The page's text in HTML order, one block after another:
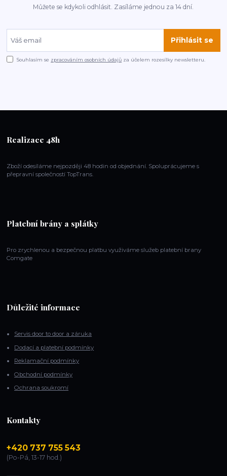
Můžete se kdykoli odhlásit. Zasíláme jednou za 14 dní.
Přihlásit se
Souhlasím se zpracováním osobních údajů za účelem rozesílky newsletteru.
Realizace 48h
Zboží odesíláme nejpozději 48 hodin od objednání. Spoluprácujeme s
přepravní společností TopTrans.
Platební brány a splátky
Pro zrychlenou a bezpečnou platbu využiváme služeb platební brany
Comgate
Důležité informace
Servis door to door a záruka
Dodací a platební podmínky
Reklamační podmínky
Obchodní podmínky
Ochrana soukromí
Kontakty
+420 737 755 543
(Po-Pá, 13-17 hod.)